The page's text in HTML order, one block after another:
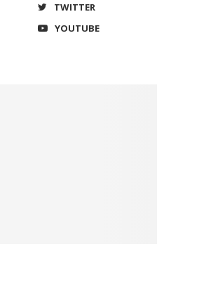
TWITTER
YOUTUBE